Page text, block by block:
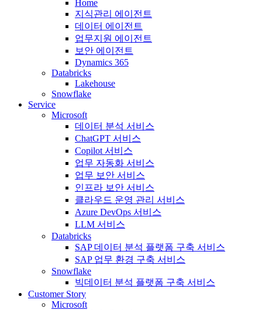
Home
지식관리 에이전트
데이터 에이전트
업무지원 에이전트
보안 에이전트
Dynamics 365
Databricks
Lakehouse
Snowflake
Service
Microsoft
데이터 분석 서비스
ChatGPT 서비스
Copilot 서비스
업무 자동화 서비스
업무 보안 서비스
인프라 보안 서비스
클라우드 운영 관리 서비스
Azure DevOps 서비스
LLM 서비스
Databricks
SAP 데이터 분석 플랫폼 구축 서비스
SAP 업무 환경 구축 서비스
Snowflake
빅데이터 분석 플랫폼 구축 서비스
Customer Story
Microsoft